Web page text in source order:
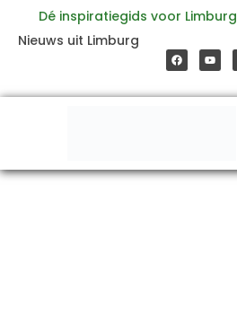
inhoud
Dé inspiratiegids voor Limburg
Nieuws uit Limburg
a
c
e
o
o
o
u
t
b
e
Zoeken
naar: